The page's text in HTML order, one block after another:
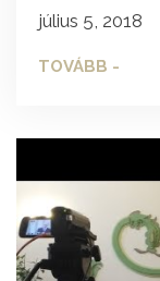
július 5, 2018
TOVÁBB -